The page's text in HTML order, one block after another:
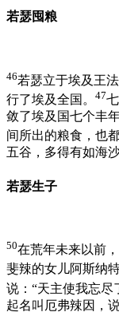
若瑟囤粮
46若瑟立于埃及王
行了埃及全国。 47
敛了埃及国七个丰
间所出的粮食，也
五谷，多得有如海
若瑟生子
50在荒年未来以前
斐辣的女儿阿斯纳
说：“天主使我忘尽
起名叫厄弗辣因，